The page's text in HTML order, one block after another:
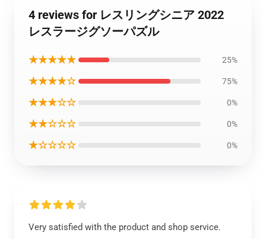
4 reviews for レスリングシニア 2022
レスラージグソーパズル
★★★★★ 25%
★★★★☆ 75%
★★★☆☆ 0%
★★☆☆☆ 0%
★☆☆☆☆ 0%
Very satisfied with the product and shop service.